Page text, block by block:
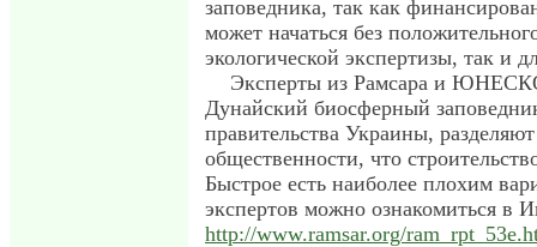
заповедника, так как
может начаться без
экологической экспертизы, так и
Эксперты из Рамсара и
Дунайский биосферный
правительства Украины,
общественности, что
Быстрое есть наиболее плохим
экспертов можно ознакомиться в
http://www.ramsar.org/